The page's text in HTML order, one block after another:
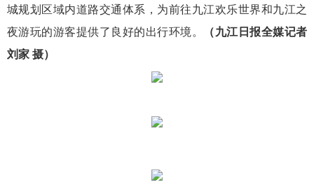
城规划区域内道路交通体系，为前往九江欢乐世界和九江之
夜游玩的游客提供了良好的出行环境。
（九江日报全媒记者
刘家 摄）